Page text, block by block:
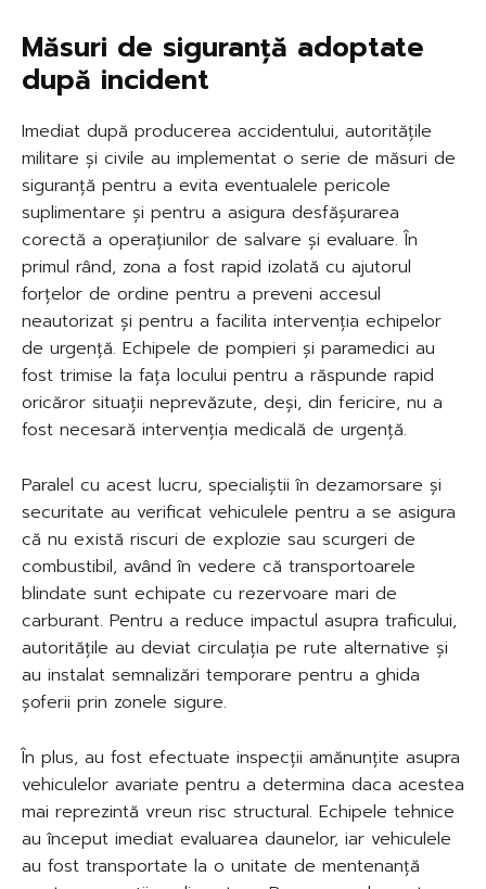
Măsuri de siguranță adoptate
după incident
Imediat după producerea accidentului, autoritățile
militare și civile au implementat o serie de măsuri de
siguranță pentru a evita eventualele pericole
suplimentare și pentru a asigura desfășurarea
corectă a operațiunilor de salvare și evaluare. În
primul rând, zona a fost rapid izolată cu ajutorul
forțelor de ordine pentru a preveni accesul
neautorizat și pentru a facilita intervenția echipelor
de urgență. Echipele de pompieri și paramedici au
fost trimise la fața locului pentru a răspunde rapid
oricăror situații neprevăzute, deși, din fericire, nu a
fost necesară intervenția medicală de urgență.
Paralel cu acest lucru, specialiștii în dezamorsare și
securitate au verificat vehiculele pentru a se asigura
că nu există riscuri de explozie sau scurgeri de
combustibil, având în vedere că transportoarele
blindate sunt echipate cu rezervoare mari de
carburant. Pentru a reduce impactul asupra traficului,
autoritățile au deviat circulația pe rute alternative și
au instalat semnalizări temporare pentru a ghida
șoferii prin zonele sigure.
În plus, au fost efectuate inspecții amănunțite asupra
vehiculelor avariate pentru a determina daca acestea
mai reprezintă vreun risc structural. Echipele tehnice
au început imediat evaluarea daunelor, iar vehiculele
au fost transportate la o unitate de mentenanță